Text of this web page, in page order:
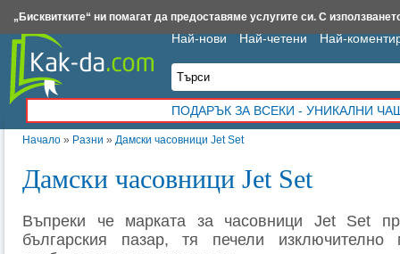
Начало » Разни » Дамски часовници Jet Set
Дамски часовници Jet Set
Въпреки че марката за часовници Jet Set
българския пазар, тя печели изключително
Най-нови Най-четени Най-
ПОДАРЪК ЗА ВСЕКИ - УНИКАЛНИ
Insert.bg Framar.bg Kak-da.com Iztochnik.com BauBau.bg NewAge.bg
„Бисквитките“ ни помагат да предоставяме услугите си. С